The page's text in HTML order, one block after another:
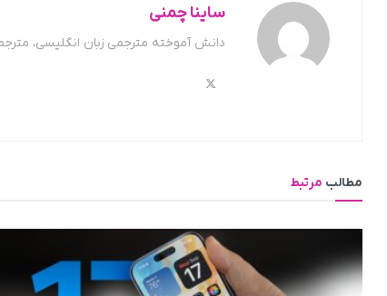
ساینا چمنی
دانش آموخته مترجمی زبان انگلیسی،
مطالب مرتبط